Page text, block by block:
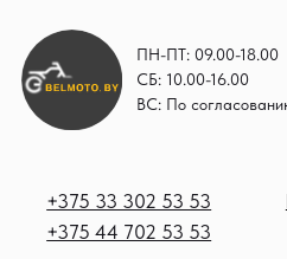
ПН-ПТ: 09.00-18.00
СБ: 10.00-16.00
ВС: По согласованию